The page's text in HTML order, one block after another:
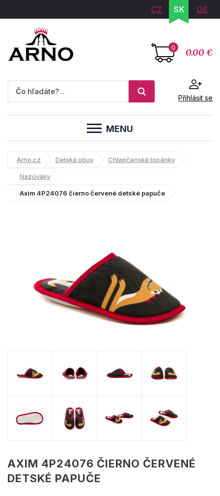
CZ SK DE
0 0.00 €
Přihlásit se
MENU
Arno.cz Detská obuv Chlapčenské topánky
Nazúváky
Axim 4P24076 čierno červené detské papuče
AXIM 4P24076 ČIERNO ČERVENÉ
DETSKÉ PAPUČE